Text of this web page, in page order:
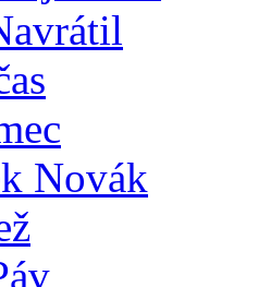
Novák